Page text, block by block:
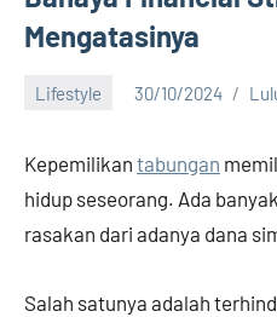
Mengatasinya
Lifestyle 30/10/2024
Kepemilikan tabungan
hidup seseorang. Ada
rasakan dari adanya dana
Salah satunya adalah